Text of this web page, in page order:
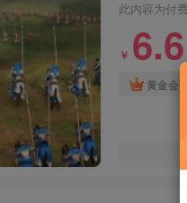
此内容为付
￥ 6.6
黄金会员